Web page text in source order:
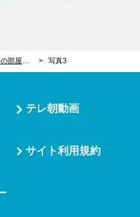
写真3
テレ朝動画
サイト利用規約